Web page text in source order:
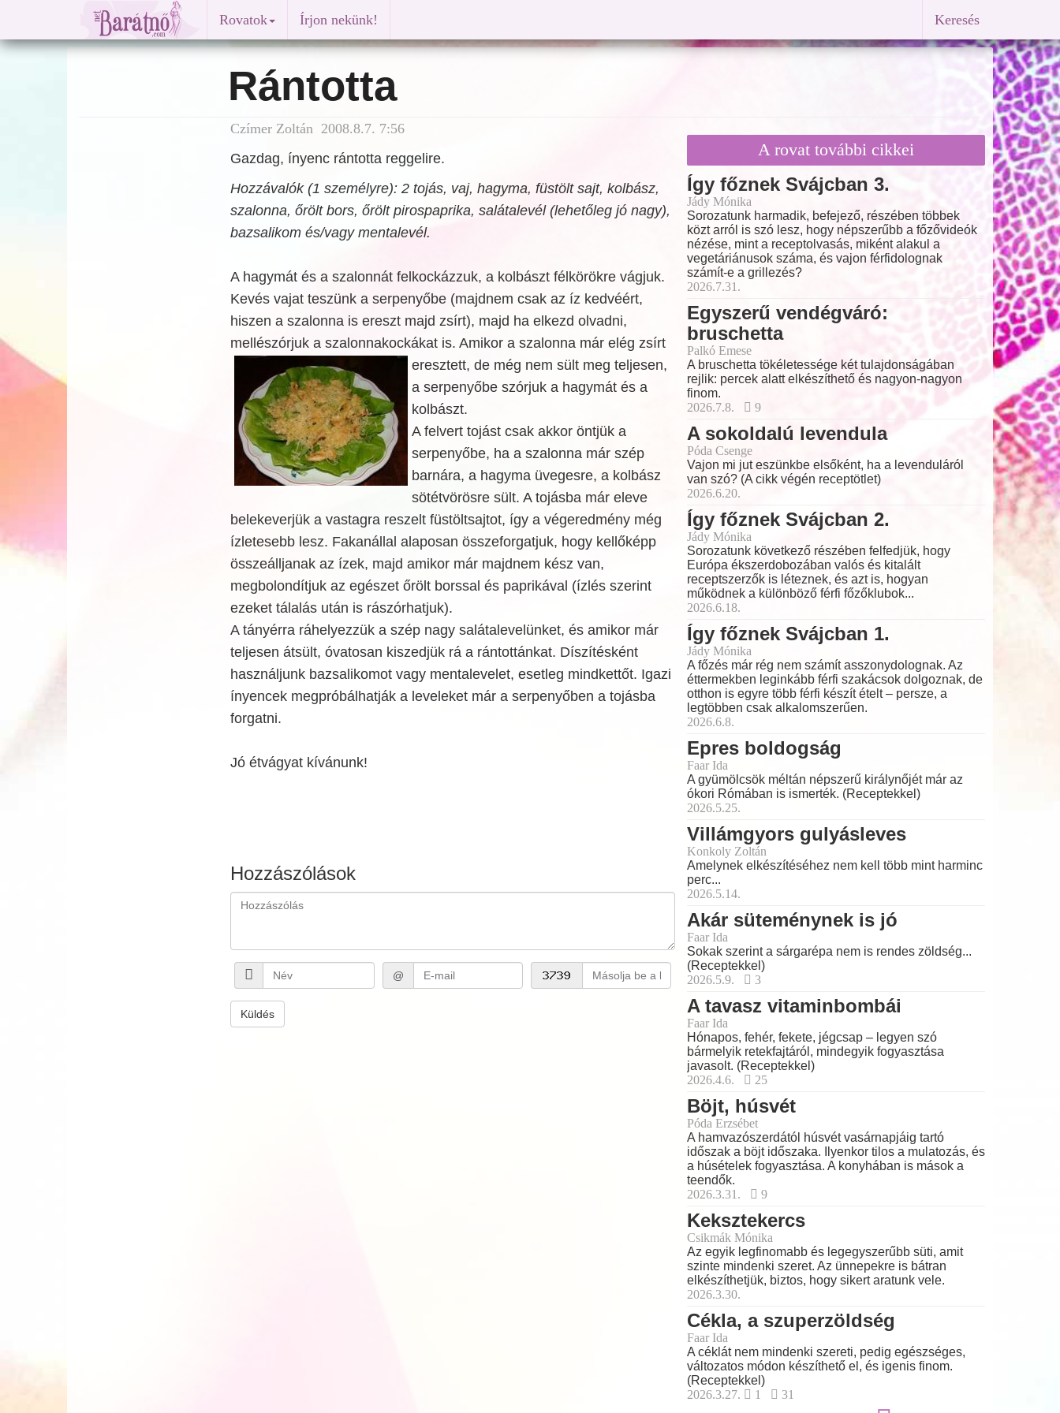
Rovatok Írjon nekünk! Keresés
Rántotta
Czímer Zoltán 2008.8.7. 7:56
Gazdag, ínyenc rántotta reggelire.
Hozzávalók (1 személyre): 2 tojás, vaj, hagyma, füstölt sajt, kolbász,
szalonna, őrölt bors, őrölt pirospaprika, salátalevél (lehetőleg jó nagy),
bazsalikom és/vagy mentalevél.
A hagymát és a szalonnát felkockázzuk, a kolbászt félkörökre vágjuk.
Kevés vajat teszünk a serpenyőbe (majdnem csak az íz kedvéért,
hiszen a szalonna is ereszt majd zsírt), majd ha elkezd olvadni,
mellészórjuk a szalonnakockákat is. Amikor a szalonna már elég zsírt
eresztett, de még nem sült meg teljesen,
a serpenyőbe szórjuk a hagymát és a
kolbászt.
A felvert tojást csak akkor öntjük a
serpenyőbe, ha a szalonna már szép
barnára, a hagyma üvegesre, a kolbász
sötétvörösre sült. A tojásba már eleve
belekeverjük a vastagra reszelt füstöltsajtot, így a végeredmény még
ízletesebb lesz. Fakanállal alaposan összeforgatjuk, hogy kellőképp
összeálljanak az ízek, majd amikor már majdnem kész van,
megbolondítjuk az egészet őrölt borssal és paprikával (ízlés szerint
ezeket tálalás után is rászórhatjuk).
A tányérra ráhelyezzük a szép nagy salátalevelünket, és amikor már
teljesen átsült, óvatosan kiszedjük rá a rántottánkat. Díszítésként
használjunk bazsalikomot vagy mentalevelet, esetleg mindkettőt. Igazi
ínyencek megpróbálhatják a leveleket már a serpenyőben a tojásba
forgatni.
Jó étvágyat kívánunk!
Hozzászólások
@
Küldés
A rovat további cikkei
Így főznek Svájcban 3.
Jády Mónika
Sorozatunk harmadik, befejező, részében többek
közt arról is szó lesz, hogy népszerűbb a főzővideók
nézése, mint a receptolvasás, miként alakul a
vegetáriánusok száma, és vajon férfidolognak
számít-e a grillezés?
2026.7.31.
Egyszerű vendégváró:
bruschetta
Palkó Emese
A bruschetta tökéletessége két tulajdonságában
rejlik: percek alatt elkészíthető és nagyon-nagyon
finom.
2026.7.8.
9
A sokoldalú levendula
Póda Csenge
Vajon mi jut eszünkbe elsőként, ha a levenduláról
van szó? (A cikk végén receptötlet)
2026.6.20.
Így főznek Svájcban 2.
Jády Mónika
Sorozatunk következő részében felfedjük, hogy
Európa ékszerdobozában valós és kitalált
receptszerzők is léteznek, és azt is, hogyan
működnek a különböző férfi főzőklubok...
2026.6.18.
Így főznek Svájcban 1.
Jády Mónika
A főzés már rég nem számít asszonydolognak. Az
éttermekben leginkább férfi szakácsok dolgoznak, de
otthon is egyre több férfi készít ételt – persze, a
legtöbben csak alkalomszerűen.
2026.6.8.
Epres boldogság
Faar Ida
A gyümölcsök méltán népszerű királynőjét már az
ókori Rómában is ismerték. (Receptekkel)
2026.5.25.
Villámgyors gulyásleves
Konkoly Zoltán
Amelynek elkészítéséhez nem kell több mint harminc
perc...
2026.5.14.
Akár süteménynek is jó
Faar Ida
Sokak szerint a sárgarépa nem is rendes zöldség...
(Receptekkel)
2026.5.9.
3
A tavasz vitaminbombái
Faar Ida
Hónapos, fehér, fekete, jégcsap – legyen szó
bármelyik retekfajtáról, mindegyik fogyasztása
javasolt. (Receptekkel)
2026.4.6.
25
Böjt, húsvét
Póda Erzsébet
A hamvazószerdától húsvét vasárnapjáig tartó
időszak a böjt időszaka. Ilyenkor tilos a mulatozás, és
a húsételek fogyasztása. A konyhában is mások a
teendők.
2026.3.31.
9
Keksztekercs
Csikmák Mónika
Az egyik legfinomabb és legegyszerűbb süti, amit
szinte mindenki szeret. Az ünnepekre is bátran
elkészíthetjük, biztos, hogy sikert aratunk vele.
2026.3.30.
Cékla, a szuperzöldség
Faar Ida
A céklát nem mindenki szereti, pedig egészséges,
változatos módon készíthető el, és igenis finom.
(Receptekkel)
2026.3.27.
1 31